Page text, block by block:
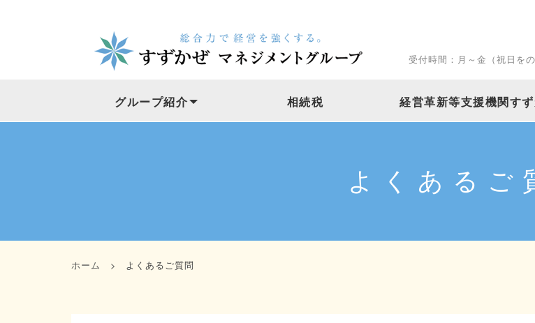
受付時間：月～金（祝日を
グループ紹介 相続税 経営革新等支援機関す
よくあるご
ホーム > よくあるご質問